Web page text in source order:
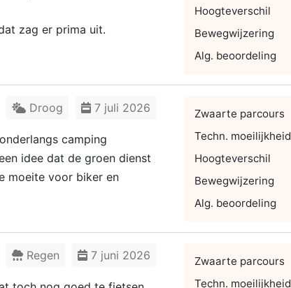
zag er prima uit.
Hoogteverschil
Bewegwijzering
Alg. beoordeling
7 juli 2026
Droog
camping
idee dat de groen dienst
moeite voor biker en
Zwaarte parcours
Techn. moeilijkheid
Hoogteverschil
Bewegwijzering
Alg. beoordeling
7 juni 2026
Regen
Zwaarte parcours
Techn. moeilijkheid